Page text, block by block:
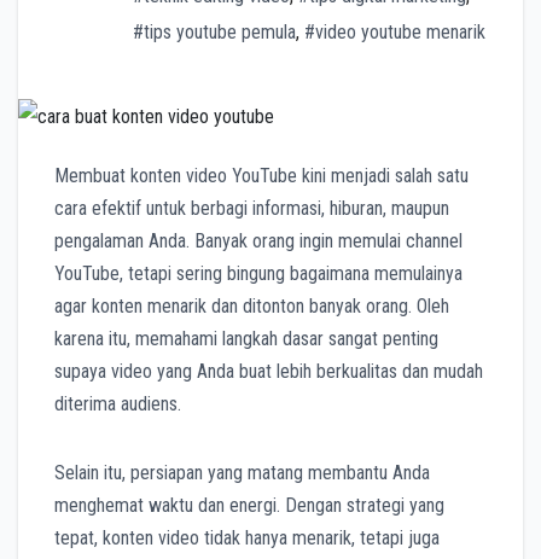
#tips youtube pemula, #video youtube menarik
Membuat konten video YouTube kini menjadi salah satu
cara efektif untuk berbagi informasi, hiburan, maupun
pengalaman Anda. Banyak orang ingin memulai channel
YouTube, tetapi sering bingung bagaimana memulainya
agar konten menarik dan ditonton banyak orang. Oleh
karena itu, memahami langkah dasar sangat penting
supaya video yang Anda buat lebih berkualitas dan mudah
diterima audiens.
Selain itu, persiapan yang matang membantu Anda
menghemat waktu dan energi. Dengan strategi yang
tepat, konten video tidak hanya menarik, tetapi juga